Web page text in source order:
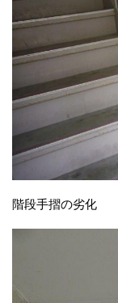
階段手摺の劣化